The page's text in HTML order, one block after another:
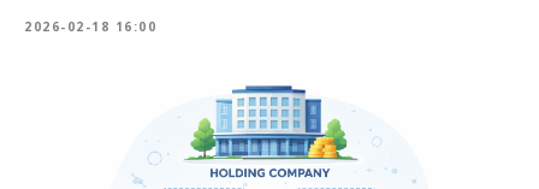
2026-02-18 16:00